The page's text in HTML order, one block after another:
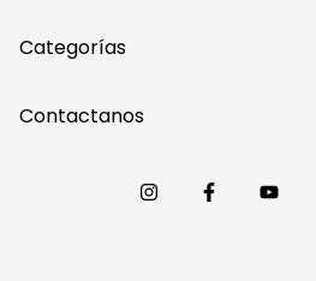
Categorías
Contactanos